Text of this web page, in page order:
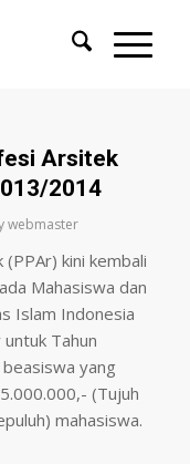
Arsitek
2014
webmaster
kini kembali
Mahasiswa dan
Islam Indonesia
Tahun
yang
(Tujuh
mahasiswa.